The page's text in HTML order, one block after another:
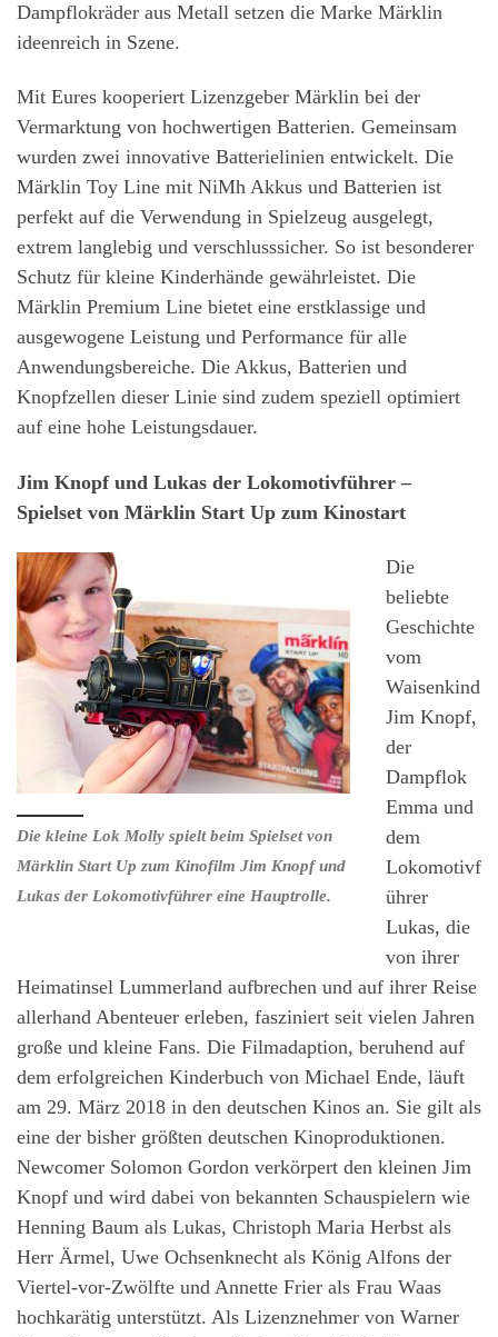
Dampflokräder aus Metall setzen die Marke Märklin
ideenreich in Szene.
Mit Eures kooperiert Lizenzgeber Märklin bei der
Vermarktung von hochwertigen Batterien. Gemeinsam
wurden zwei innovative Batterielinien entwickelt. Die
Märklin Toy Line mit NiMh Akkus und Batterien ist
perfekt auf die Verwendung in Spielzeug ausgelegt,
extrem langlebig und verschlusssicher. So ist besonderer
Schutz für kleine Kinderhände gewährleistet. Die
Märklin Premium Line bietet eine erstklassige und
ausgewogene Leistung und Performance für alle
Anwendungsbereiche. Die Akkus, Batterien und
Knopfzellen dieser Linie sind zudem speziell optimiert
auf eine hohe Leistungsdauer.
Jim Knopf und Lukas der Lokomotivführer –
Spielset von Märklin Start Up zum Kinostart
Die kleine Lok Molly spielt beim Spielset von
Märklin Start Up zum Kinofilm Jim Knopf und
Lukas der Lokomotivführer eine Hauptrolle.
Die
beliebte
Geschichte
vom
Waisenkind
Jim Knopf,
der
Dampflok
Emma und
dem
Lokomotivf
ührer
Lukas, die
von ihrer
Heimatinsel Lummerland aufbrechen und auf ihrer Reise
allerhand Abenteuer erleben, fasziniert seit vielen Jahren
große und kleine Fans. Die Filmadaption, beruhend auf
dem erfolgreichen Kinderbuch von Michael Ende, läuft
am 29. März 2018 in den deutschen Kinos an. Sie gilt als
eine der bisher größten deutschen Kinoproduktionen.
Newcomer Solomon Gordon verkörpert den kleinen Jim
Knopf und wird dabei von bekannten Schauspielern wie
Henning Baum als Lukas, Christoph Maria Herbst als
Herr Ärmel, Uwe Ochsenknecht als König Alfons der
Viertel-vor-Zwölfte und Annette Frier als Frau Waas
hochkarätig unterstützt. Als Lizenznehmer von Warner